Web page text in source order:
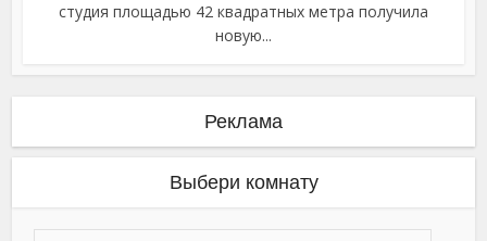
студия площадью 42 квадратных метра получила
новую...
Реклама
Выбери комнату